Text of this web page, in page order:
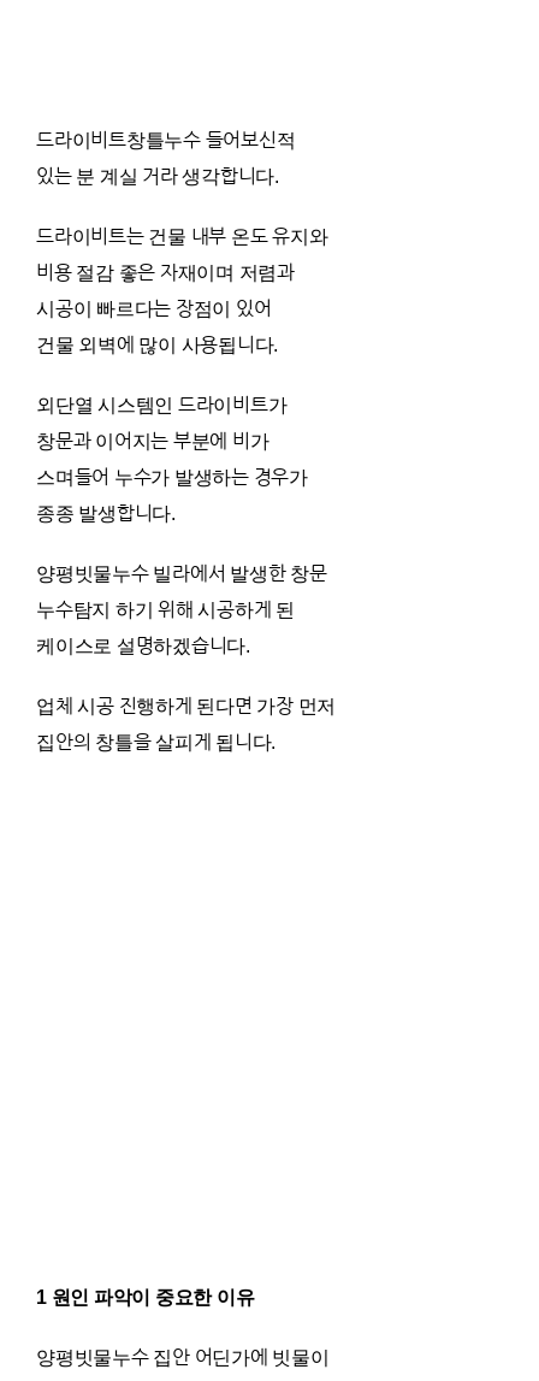
드라이비트창틀누수 들어보신적
있는 분 계실 거라 생각합니다.
드라이비트는 건물 내부 온도 유지와
비용 절감 좋은 자재이며 저렴과
시공이 빠르다는 장점이 있어
건물 외벽에 많이 사용됩니다.
외단열 시스템인 드라이비트가
창문과 이어지는 부분에 비가
스며들어 누수가 발생하는 경우가
종종 발생합니다.
양평빗물누수 빌라에서 발생한 창문
누수탐지 하기 위해 시공하게 된
케이스로 설명하겠습니다.
업체 시공 진행하게 된다면 가장 먼저
집안의 창틀을 살피게 됩니다.
1 원인 파악이 중요한 이유
양평빗물누수 집안 어딘가에 빗물이